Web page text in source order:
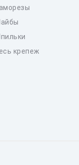
крепеж